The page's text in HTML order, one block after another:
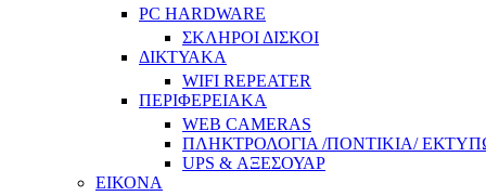
PC HARDWARE
ΣΚΛΗΡΟΙ ΔΙΣΚΟΙ
ΔΙΚΤΥΑΚΑ
WIFI REPEATER
ΠΕΡΙΦΕΡΕΙΑΚΑ
WEB CAMERAS
ΠΛΗΚΤΡΟΛΟΓΙΑ /ΠΟΝΤΙΚΙΑ/
UPS & ΑΞΕΣΟΥΑΡ
ΕΙΚΟΝΑ